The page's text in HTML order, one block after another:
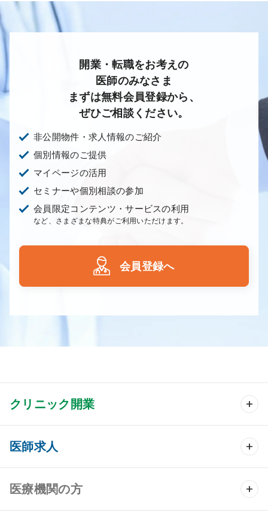
開業・転職をお考えの
医師のみなさま
まずは無料会員登録から、
ぜひご相談ください。
非公開物件・求人情報のご紹介
個別情報のご提供
マイページの活用
セミナーや個別相談の参加
会員限定コンテンツ・サービスの利用
など、さまざまな特典がご利用いただけます。
会員登録へ
クリニック開業
クリニック開業 TOP
クリニック物件検索
医師求人
医師求人 TOP
医療機関の方